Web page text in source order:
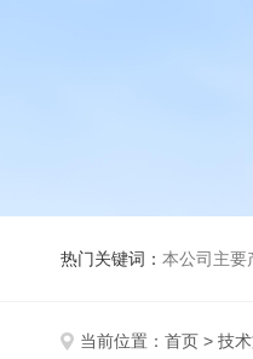
热门关键词： 本公司主要产品为
当前位置： 首页 > 技